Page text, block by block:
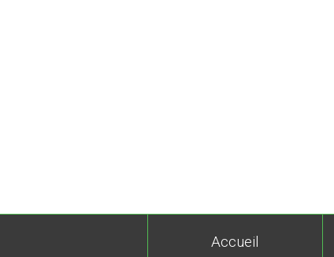
Accueil